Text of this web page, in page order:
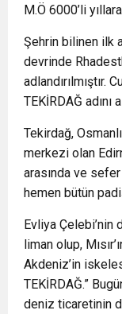
M.Ö 6000’li
Şehrin bilinen ilk
devrinde
adlandırılmıştır.
TEKİRDAĞ adını
Tekirdağ,
merkezi olan
arasında ve
hemen bütün
Evliya Çelebi’nin
liman olup,
Akdeniz’in
TEKİRDAĞ.”
deniz ticaretinin